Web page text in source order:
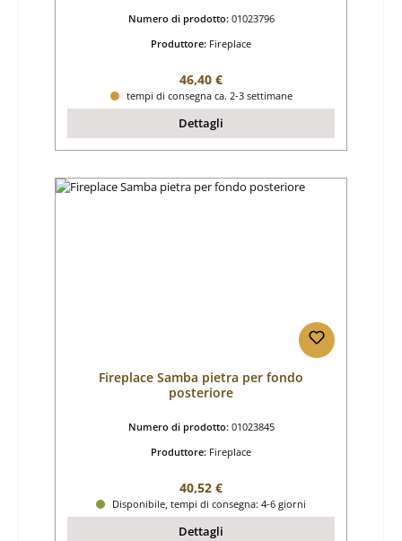
Numero di prodotto: 01023796
Produttore: Fireplace
Prezzo normale:
46,40 €
tempi di consegna ca. 2-3 settimane
Dettagli
Fireplace Samba pietra per fondo
posteriore
Numero di prodotto: 01023845
Produttore: Fireplace
Prezzo normale:
40,52 €
Disponibile, tempi di consegna: 4-6 giorni
Dettagli